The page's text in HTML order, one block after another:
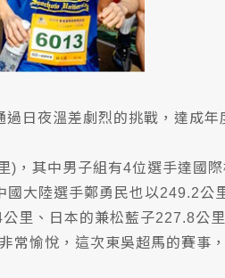
日夜溫差劇烈的挑戰，達成
其中男子組有4位選手達國
大陸選手鄭勇民也以249.2公
里、日本的兼松藍子227.8公
常愉悅，這次東吳超馬的賽事